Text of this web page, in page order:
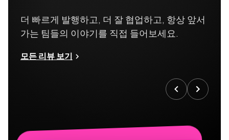
더 빠르게 발행하고, 더 잘 협업하고, 항상 앞서
가는 팀들의 이야기를 직접 들어보세요.
모든 리뷰 보기